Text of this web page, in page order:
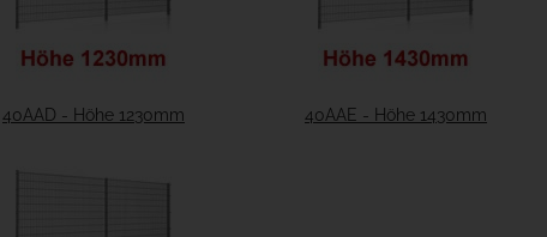
40AAD - Höhe 1230mm 40AAE - Höhe 1430mm